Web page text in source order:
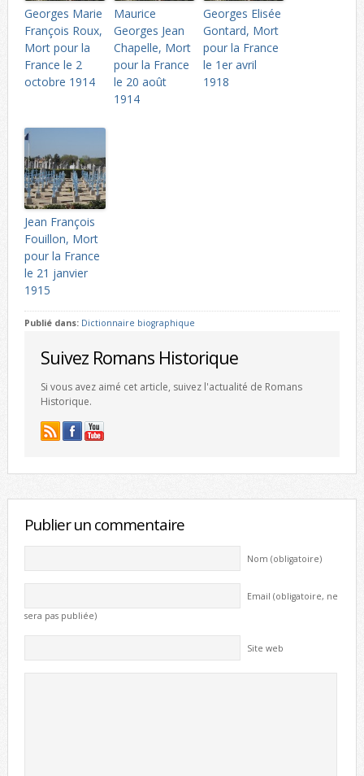
Georges Marie
François Roux,
Mort pour la
France le 2
octobre 1914
Maurice
Georges Jean
Chapelle, Mort
pour la France
le 20 août
1914
Georges Elisée
Gontard, Mort
pour la France
le 1er avril
1918
Jean François
Fouillon, Mort
pour la France
le 21 janvier
1915
Publié dans: Dictionnaire biographique
Suivez Romans Historique
Si vous avez aimé cet article, suivez l'actualité de Romans
Historique.
Publier un commentaire
Nom (obligatoire)
Email (obligatoire, ne
sera pas publiée)
Site web